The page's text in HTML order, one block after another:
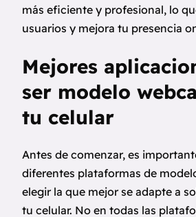
más eficiente y profesional, lo
usuarios y mejora tu presencia
Mejores
ser modelo
tu celular
Antes de comenzar, es
diferentes plataformas de
elegir la que mejor se adapte a
tu celular. No en todas las